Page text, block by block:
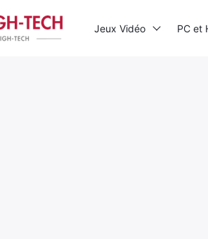
Jeux Vidéo PC et